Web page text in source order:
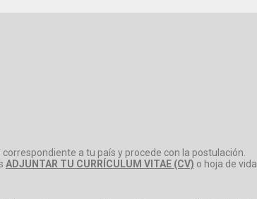
correspondiente a tu país y procede con la postulación.
ADJUNTAR TU CURRÍCULUM VITAE (CV) o hoja de vida.